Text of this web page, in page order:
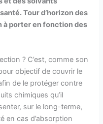
Tour d’horizon des
à porter en fonction des
? C’est, comme son
objectif de couvrir le
de le protéger contre
chimiques qu’il
sur le long-terme,
en cas d’absorption